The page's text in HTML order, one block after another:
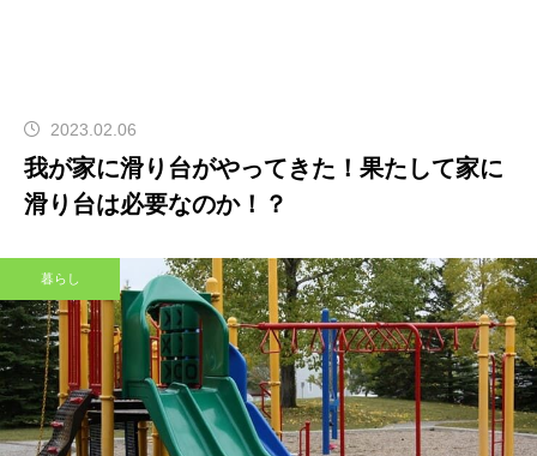
2023.02.06
我が家に滑り台がやってきた！果たして家に
滑り台は必要なのか！？
暮らし